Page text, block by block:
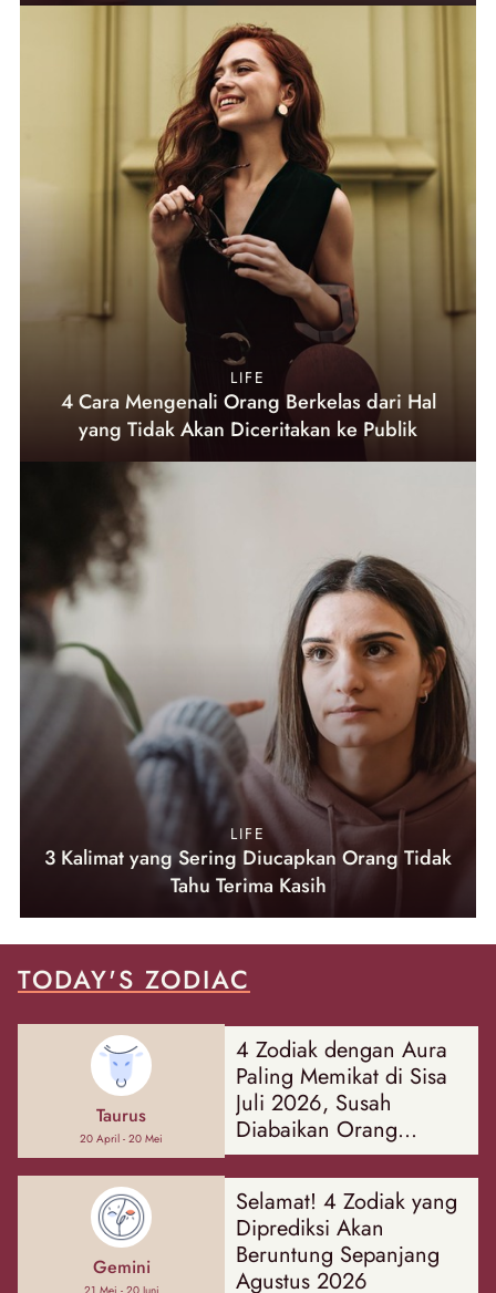
LIFE
4 Cara Mengenali Orang Berkelas dari Hal
yang Tidak Akan Diceritakan ke Publik
LIFE
3 Kalimat yang Sering Diucapkan Orang Tidak
Tahu Terima Kasih
TODAY'S ZODIAC
Taurus
20 April - 20 Mei
4 Zodiak dengan Aura
Paling Memikat di Sisa
Juli 2026, Susah
Diabaikan Orang
Sekitar!
Gemini
Selamat! 4 Zodiak yang
Diprediksi Akan
Beruntung Sepanjang
Agustus 2026